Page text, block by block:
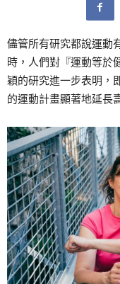
儘管所有研究都說運動
時，人們對『運動等於
穎的研究進一步表明，
的運動計畫顯著地延長